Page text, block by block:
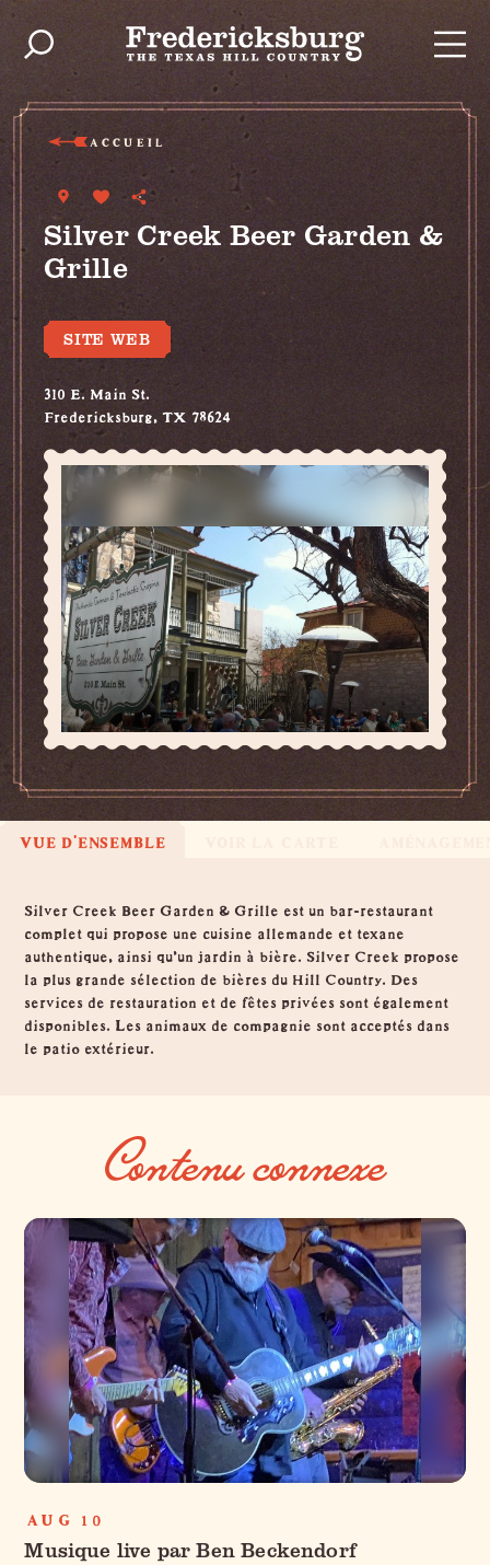
Skip to content
ACCUEIL
Silver Creek Beer Garden &
Grille
SITE WEB
310 E. Main St.
Fredericksburg, TX 78624
(830) 990-4949
VUE D'ENSEMBLE
Vue d'ensemble
Silver Creek Beer Garden & Grille est un bar-restaurant
complet qui propose une cuisine allemande et texane
authentique, ainsi qu'un jardin à bière. Silver Creek propose
la plus grande sélection de bières du Hill Country. Des
services de restauration et de fêtes privées sont également
disponibles. Les animaux de compagnie sont acceptés dans
le patio extérieur.
Contenu connexe
AUG 10
Musique live par Ben Beckendorf